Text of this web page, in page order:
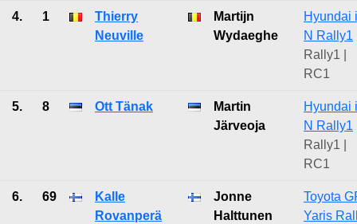
4. 1
Thierry
Neuville
Martijn
Wydaeghe
Hyundai
N Rally1
Rally1 |
RC1
5. 8 Ott Tänak
Martin
Järveoja
Hyundai
N Rally1
Rally1 |
RC1
6. 69
Kalle
Rovanperä
Jonne
Halttunen
Toyota
Yaris